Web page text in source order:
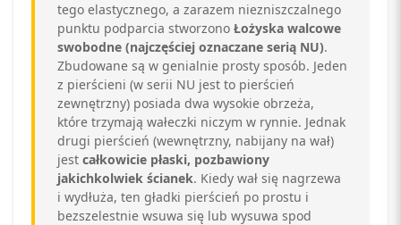
tego elastycznego, a zarazem niezniszczalnego
punktu podparcia stworzono Łożyska walcowe
swobodne (najczęściej oznaczane serią NU).
Zbudowane są w genialnie prosty sposób. Jeden
z pierścieni (w serii NU jest to pierścień
zewnętrzny) posiada dwa wysokie obrzeża,
które trzymają wałeczki niczym w rynnie. Jednak
drugi pierścień (wewnętrzny, nabijany na wał)
jest całkowicie płaski, pozbawiony
jakichkolwiek ścianek. Kiedy wał się nagrzewa
i wydłuża, ten gładki pierścień po prostu i
bezszelestnie wsuwa się lub wysuwa spod